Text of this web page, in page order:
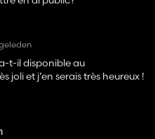
t-il disponible au
joli et j’en serais très heureux !